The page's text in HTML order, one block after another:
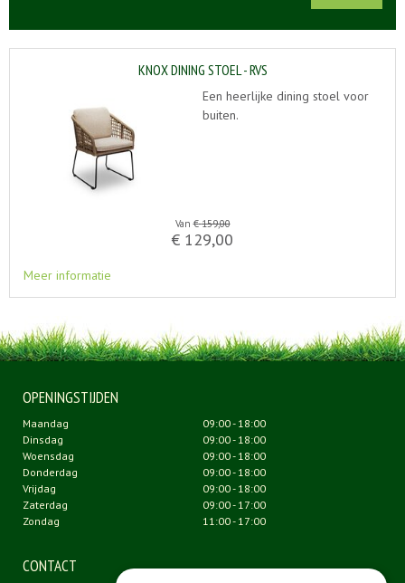
KNOX DINING STOEL - RVS
Een heerlijke dining stoel voor
buiten.
Van € 159,00
€ 129,00
Meer informatie
OPENINGSTIJDEN
Maandag
09:00 - 18:00
Dinsdag
09:00 - 18:00
Woensdag
09:00 - 18:00
Donderdag
09:00 - 18:00
Vrijdag
09:00 - 18:00
Zaterdag
09:00 - 17:00
Zondag
11:00 - 17:00
CONTACT